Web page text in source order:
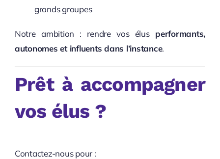
grands groupes
Notre ambition : rendre vos élus performants,
autonomes et influents dans l’instance.
Prêt à accompagner
vos élus ?
Contactez-nous pour :